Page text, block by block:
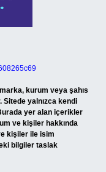
kurum veya şahıs
Sitede yalnızca kendi
yer alan içerikler
ve kişiler hakkında
kişiler ile isim
bilgiler taslak